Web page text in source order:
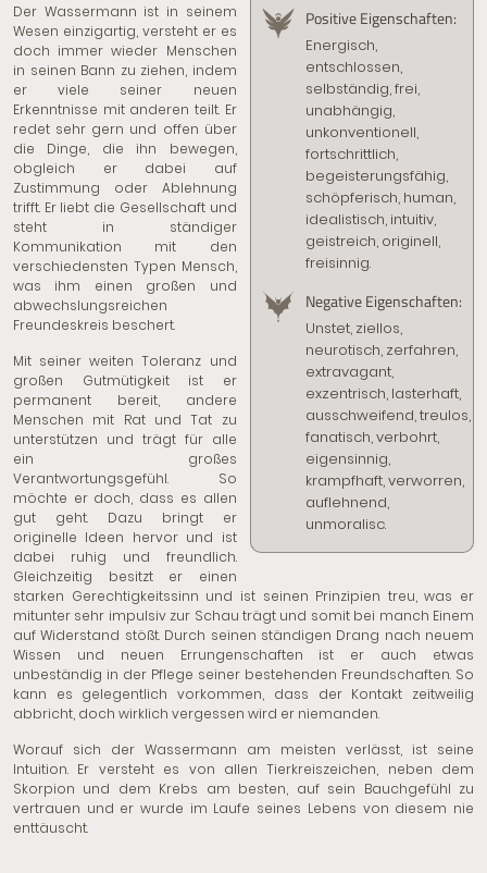
Positive Eigenschaften:
Energisch,
entschlossen,
selbständig, frei,
unabhängig,
unkonventionell,
fortschrittlich,
begeisterungsfähig,
schöpferisch, human,
idealistisch, intuitiv,
geistreich, originell,
freisinnig.
Negative Eigenschaften:
Unstet, ziellos,
neurotisch, zerfahren,
extravagant,
exzentrisch, lasterhaft,
ausschweifend, treulos,
fanatisch, verbohrt,
eigensinnig,
krampfhaft, verworren,
auflehnend,
unmoralisc.
Der Wassermann ist in seinem
Wesen einzigartig, versteht er es
doch immer wieder Menschen
in seinen Bann zu ziehen, indem
er viele seiner neuen
Erkenntnisse mit anderen teilt. Er
redet sehr gern und offen über
die Dinge, die ihn bewegen,
obgleich er dabei auf
Zustimmung oder Ablehnung
trifft. Er liebt die Gesellschaft und
steht in ständiger
Kommunikation mit den
verschiedensten Typen Mensch,
was ihm einen großen und
abwechslungsreichen
Freundeskreis beschert.
Mit seiner weiten Toleranz und
großen Gutmütigkeit ist er
permanent bereit, andere
Menschen mit Rat und Tat zu
unterstützen und trägt für alle
ein großes
Verantwortungsgefühl. So
möchte er doch, dass es allen
gut geht. Dazu bringt er
originelle Ideen hervor und ist
dabei ruhig und freundlich.
Gleichzeitig besitzt er einen
starken Gerechtigkeitssinn und ist seinen Prinzipien treu, was er
mitunter sehr impulsiv zur Schau trägt und somit bei manch Einem
auf Widerstand stößt. Durch seinen ständigen Drang nach neuem
Wissen und neuen Errungenschaften ist er auch etwas
unbeständig in der Pflege seiner bestehenden Freundschaften. So
kann es gelegentlich vorkommen, dass der Kontakt zeitweilig
abbricht, doch wirklich vergessen wird er niemanden.
Worauf sich der Wassermann am meisten verlässt, ist seine
Intuition. Er versteht es von allen Tierkreiszeichen, neben dem
Skorpion und dem Krebs am besten, auf sein Bauchgefühl zu
vertrauen und er wurde im Laufe seines Lebens von diesem nie
enttäuscht.